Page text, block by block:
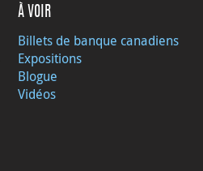
À VOIR
Billets de banque canadiens
Expositions
Blogue
Vidéos